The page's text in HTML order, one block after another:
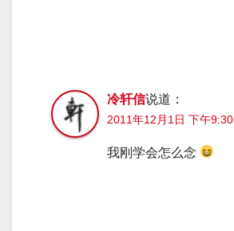
冷轩信说道：
2011年12月1日 下午9:30
我刚学会怎么念